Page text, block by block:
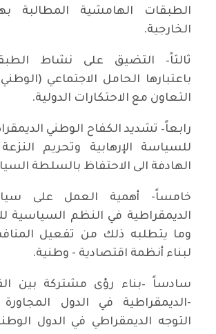
الطبقات الهامشية المطالبة
الخارجية.
ثالثاً– التضيق على نشاط
باعتبارها الحامل الاجتماعي
التعاون مع الاحتكارات الدولية.
رابعاً– تشديد الكفاح الوطني
للسياسة الإرهابية وتحريم النزعة
الهادفة الى الاحتفاظ بالسلطة
خامساً- أهمية العمل على
الديمقراطية في النظم السياسية
وما يتطلبه ذلك من تفعيل
لبناء أنظمة اقتصادية - وطنية.
سادساً –بناء رؤى مشتركة بين
-الديمقراطية في الدول المجاورة
التوجه الديمقراطي في الدول